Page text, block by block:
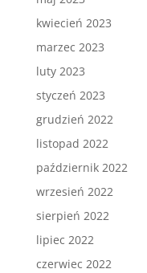
kwiecień 2023
marzec 2023
luty 2023
styczeń 2023
grudzień 2022
listopad 2022
październik 2022
wrzesień 2022
sierpień 2022
lipiec 2022
czerwiec 2022